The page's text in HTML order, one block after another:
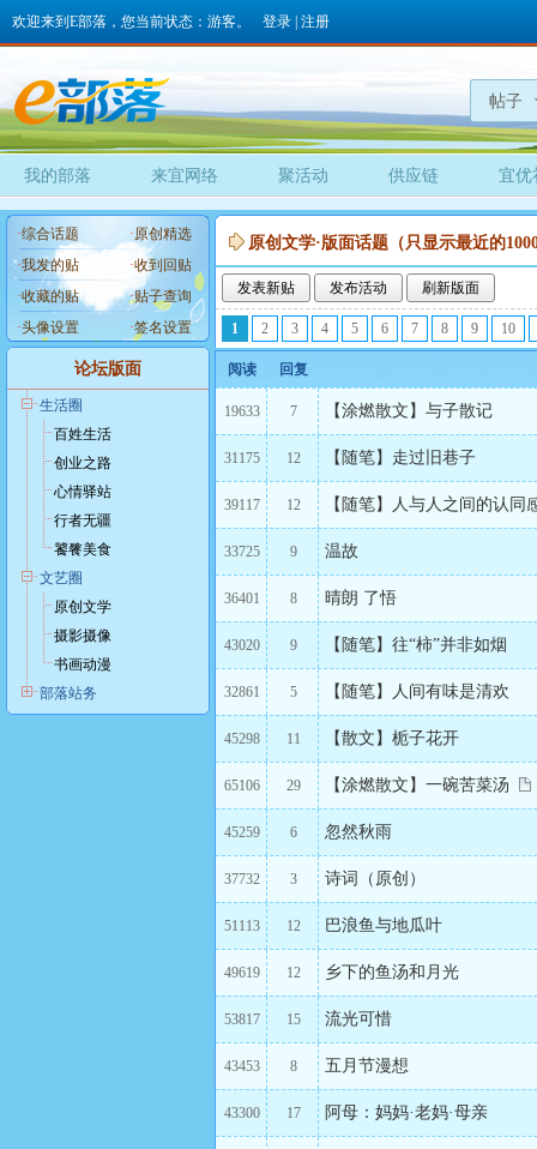
欢迎来到E部落，您当前状态：游客。 登录 注册
帖子
我的部落 来宜网络 聚活动 供应链 宜优
·综合话题 ·原创精选
·我发的贴 ·收到回贴
·收藏的贴 ·贴子查询
·头像设置 ·签名设置
论坛版面
生活圈
百姓生活
创业之路
心情驿站
行者无疆
饕餮美食
文艺圈
原创文学
摄影摄像
书画动漫
部落站务
原创文学·版面话题（只显示最近的
发表新贴 发布活动 刷新版面
1 2 3 4 5 6 7 8 9 10
阅读 回复
19633 7 【涂燃散文】与子散记
31175 12 【随笔】走过旧巷子
39117 12 【随笔】人与人之间的认同
33725 9 温故
36401 8 晴朗 了悟
43020 9 【随笔】往“柿”并非如烟
32861 5 【随笔】人间有味是清欢
45298 11 【散文】栀子花开
65106 29 【涂燃散文】一碗苦菜汤
45259 6 忽然秋雨
37732 3 诗词（原创）
51113 12 巴浪鱼与地瓜叶
49619 12 乡下的鱼汤和月光
53817 15 流光可惜
43453 8 五月节漫想
43300 17 阿母：妈妈·老妈·母亲